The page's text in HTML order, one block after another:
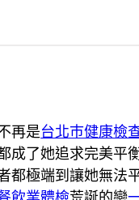
再是台北巿健康檢
成了她追求完美平
都極端到讓她無